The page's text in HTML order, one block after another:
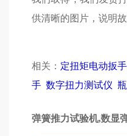
供清晰的图片，说明
相关： 定扭矩电动扳手
手 数字扭力测试仪
弹簧推力试验机,数显